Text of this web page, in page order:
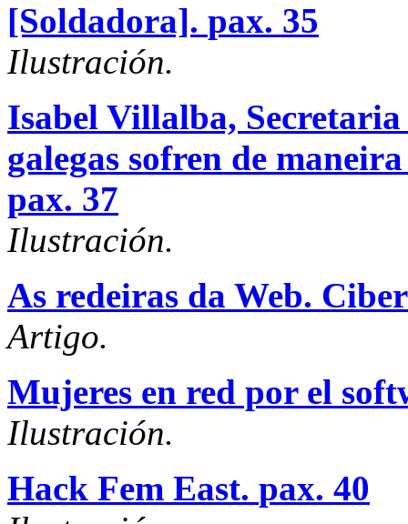
[Soldadora]. pax. 35
Ilustración.
Isabel Villalba,
galegas sofren de
pax. 37
Ilustración.
As redeiras da Web.
Artigo.
Mujeres en red por el
Ilustración.
Hack Fem East. pax. 40